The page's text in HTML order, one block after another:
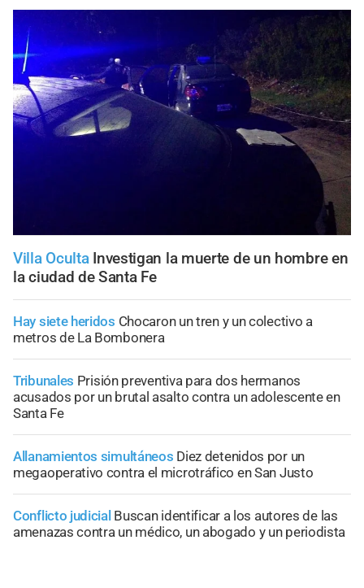
Villa Oculta Investigan la muerte de un hombre en
la ciudad de Santa Fe
Hay siete heridos Chocaron un tren y un colectivo a
metros de La Bombonera
Tribunales Prisión preventiva para dos hermanos
acusados por un brutal asalto contra un adolescente en
Santa Fe
Allanamientos simultáneos Diez detenidos por un
megaoperativo contra el microtráfico en San Justo
Conflicto judicial Buscan identificar a los autores de las
amenazas contra un médico, un abogado y un periodista